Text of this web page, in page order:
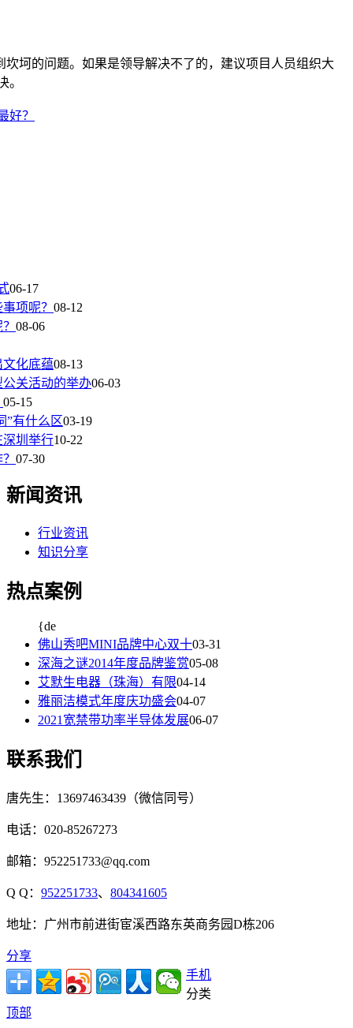
的问题。如果是领导解决不了的，建议项目人员组织大
。
好？
06-17
项呢？ 08-12
08-06
化底蕴08-13
关活动的举办06-03
05-15
”有什么区03-19
深圳举行10-22
07-30
新闻资讯
行业资讯
知识分享
热点案例
{de
佛山秀吧MINI品牌中心双十03-31
深海之谜2014年度品牌鉴赏05-08
艾默生电器（珠海）有限04-14
雅丽洁模式年度庆功盛会04-07
2021宽禁带功率半导体发展06-07
联系我们
唐先生：13697463439（微信同号）
电话：020-85267273
邮箱：952251733@qq.com
Q Q： 952251733、 804341605
地址：广州市前进街宦溪西路东英商务园D栋206
分享
手机
分类
顶部